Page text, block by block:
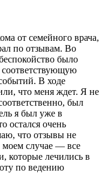
от семейного врача,
по отзывам. Во
было
соответствующую
В ходе
что меня ждет. Я не
был
я был уже в
остался очень
что отзывы не
моем случае — все
которые лечились в
по ведению